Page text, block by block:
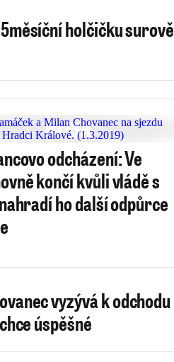
holčičku surově
odcházení: Ve
končí kvůli vládě s
ho další odpůrce
vyzývá k odchodu
úspěšné